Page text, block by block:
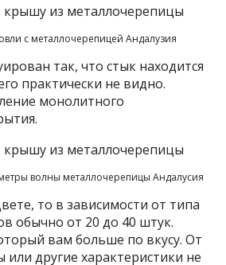
с металлочерепицей Андалузия
так, что стык находится
практически не видно.
монолитного
волны металлочерепицы Андалусия
то в зависимости от типа
обычно от 20 до 40 штук.
вам больше по вкусу. От
или другие характеристики не